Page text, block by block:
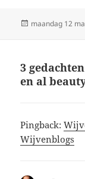
Geplaatst
maandag 12
3
en al
Pingback:
Wijvenblogs